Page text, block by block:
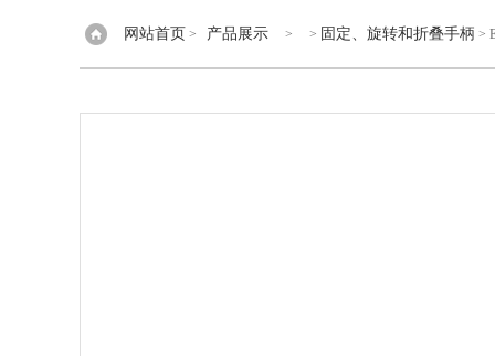
网站首页 > 产品展示 > > 固定、旋转和折叠手柄 >